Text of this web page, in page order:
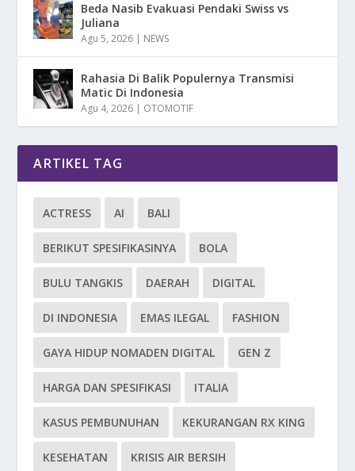
Beda Nasib Evakuasi Pendaki Swiss vs
Juliana
Agu 5, 2026 NEWS
Rahasia Di Balik Populernya Transmisi
Matic Di Indonesia
Agu 4, 2026 OTOMOTIF
ARTIKEL TAG
ACTRESS AI BALI
BERIKUT SPESIFIKASINYA BOLA
BULU TANGKIS DAERAH DIGITAL
DI INDONESIA EMAS ILEGAL FASHION
GAYA HIDUP NOMADEN DIGITAL GEN Z
HARGA DAN SPESIFIKASI ITALIA
KASUS PEMBUNUHAN KEKURANGAN RX KING
KESEHATAN KRISIS AIR BERSIH